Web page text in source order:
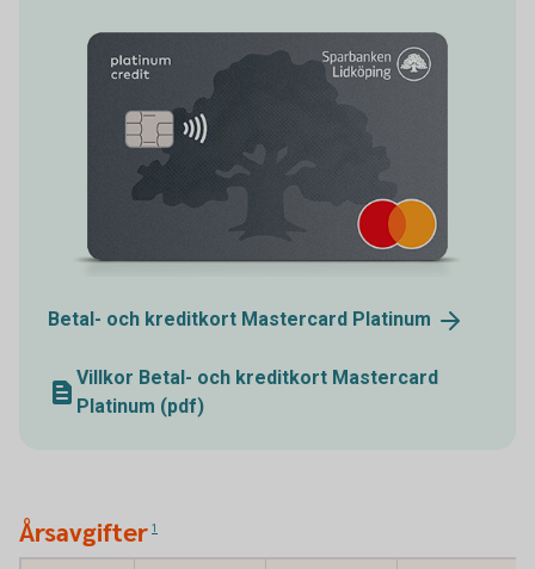
Betal- och kreditkort Mastercard Platinum
Villkor Betal- och kreditkort Mastercard
Platinum (pdf)
Årsavgifter 1